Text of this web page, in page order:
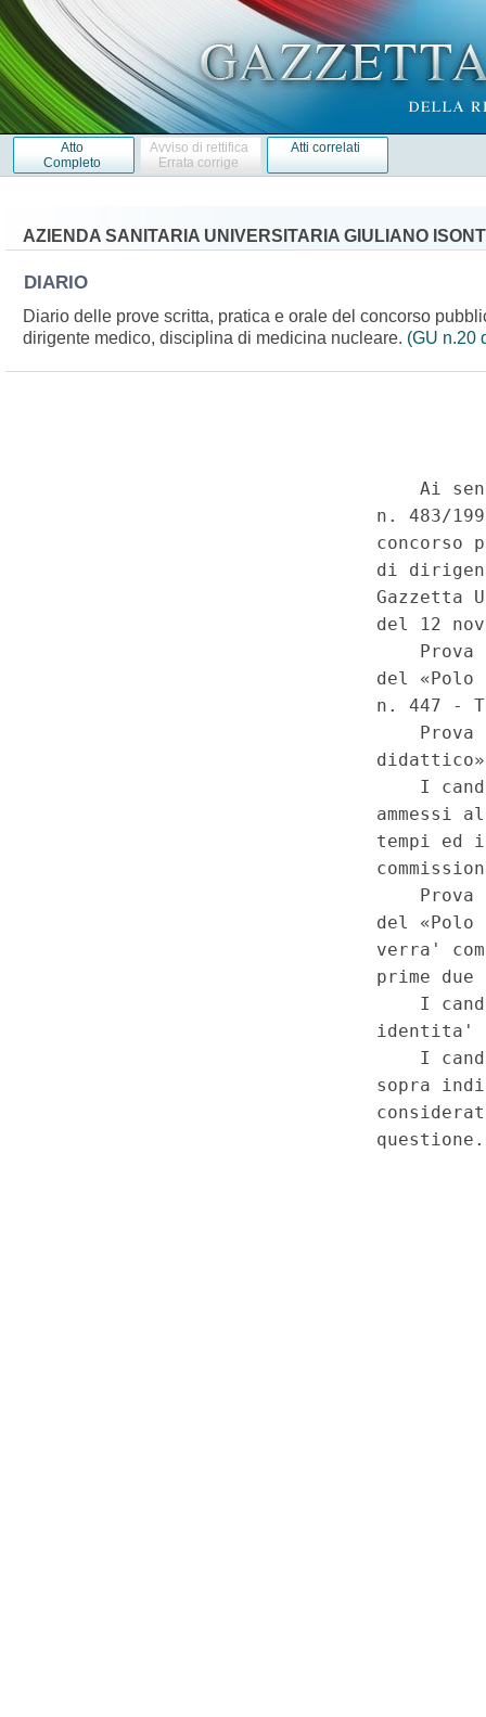
Atto
Completo
Avviso di rettifica
Errata corrige
Atti correlati
AZIENDA SANITARIA UNIVERSITARIA GIULIANO
DIARIO
Diario delle prove scritta, pratica e orale del concorso
dirigente medico, disciplina di medicina nucleare. (GU n.20